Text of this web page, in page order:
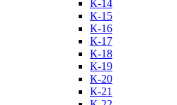
К-14
К-15
К-16
К-17
К-18
К-19
К-20
К-21